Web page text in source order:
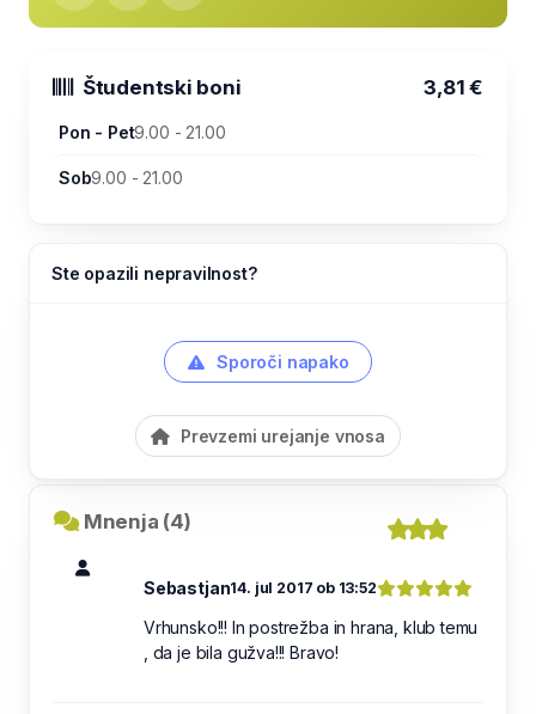
Študentski boni 3,81 €
Pon - Pet9.00 - 21.00
Sob9.00 - 21.00
Ste opazili nepravilnost?
Sporoči napako
Prevzemi urejanje vnosa
Mnenja (4)
Sebastjan14. jul 2017 ob 13:52
Vrhunsko!!! In postrežba in hrana, klub temu
, da je bila gužva!!! Bravo!